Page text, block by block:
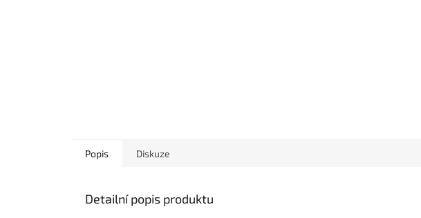
Popis Diskuze
Detailní popis produktu